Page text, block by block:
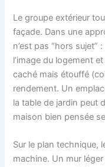
Le groupe extérieur
façade. Dans une
n’est pas “hors sujet”
l’image du logement
caché mais étouffé
rendement. Un
la table de jardin peut
maison bien pensée
Sur le plan technique,
machine. Un mur